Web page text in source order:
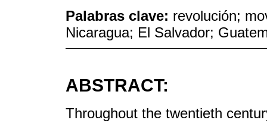
Palabras clave: revolución;
Nicaragua; El Salvador;
ABSTRACT:
Throughout the twentieth